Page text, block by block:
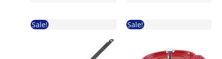
Sale! Sale!